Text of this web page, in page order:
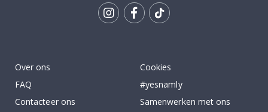
Over ons
FAQ
Contacteer ons
Cookies
#yesnamly
Samenwerken met ons